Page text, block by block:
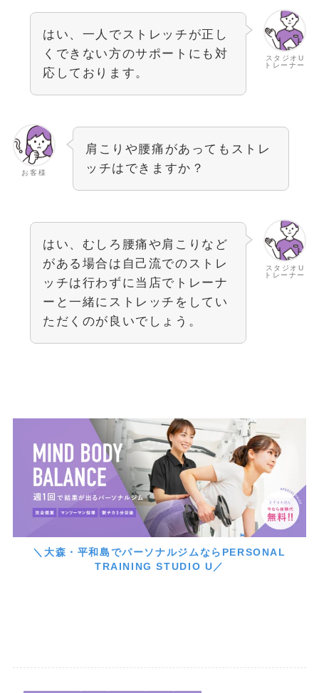
スタジオU
トレーナー
はい、一人でストレッチが正し
くできない方のサポートにも対
応しております。
お客様
肩こりや腰痛があってもストレ
ッチはできますか？
スタジオU
トレーナー
はい、むしろ腰痛や肩こりなど
がある場合は自己流でのストレ
ッチは行わずに当店でトレーナ
ーと一緒にストレッチをしてい
ただくのが良いでしょう。
＼大森・平和島でパーソナルジムならPERSONAL
TRAINING STUDIO U／